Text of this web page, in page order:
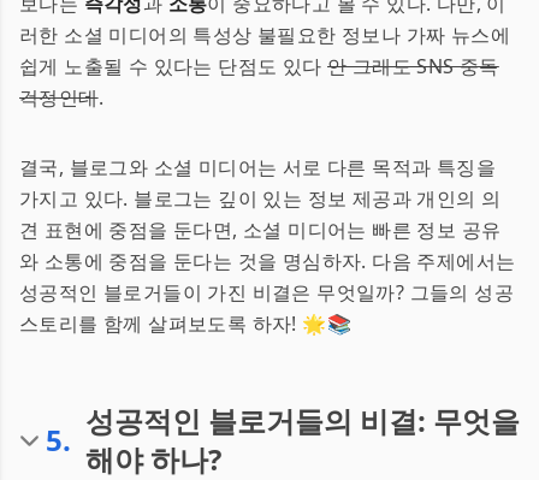
러한 소셜 미디어의 특성상 불필요한 정보나 가짜 뉴스에
쉽게 노출될 수 있다는 단점도 있다 안 그래도 SNS 중독
걱정인데.
결국, 블로그와 소셜 미디어는 서로 다른 목적과 특징을
가지고 있다. 블로그는 깊이 있는 정보 제공과 개인의 의
견 표현에 중점을 둔다면, 소셜 미디어는 빠른 정보 공유
와 소통에 중점을 둔다는 것을 명심하자. 다음 주제에서는
성공적인 블로거들이 가진 비결은 무엇일까? 그들의 성공
스토리를 함께 살펴보도록 하자! 🌟📚
5. 성공적인 블로거들의 비결: 무엇을
해야 하나?